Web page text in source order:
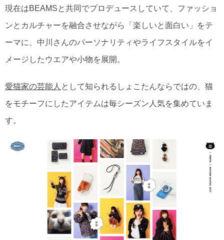
現在はBEAMSと共同でプロデュースしていて、ファッショ
ンとカルチャーを融合させながら「楽しいと面白い」をテ
ーマに、中川さんのパーソナリティやライフスタイルをイ
メージしたウエアや小物を展開。
愛猫家の芸能人 として知られるしょこたんならではの、猫
をモチーフにしたアイテムは毎シーズン人気を集めていま
す。